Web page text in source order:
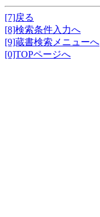
[7]戻る
[8]検索条件入力へ
[9]蔵書検索メニューへ
[0]TOPページへ